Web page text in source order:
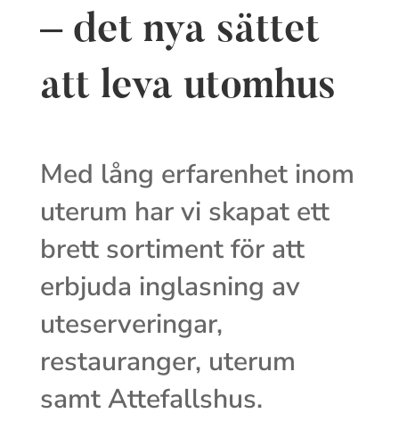
– det nya sättet
att leva utomhus
Med lång erfarenhet inom
uterum har vi skapat ett
brett sortiment för att
erbjuda inglasning av
uteserveringar,
restauranger, uterum
samt Attefallshus.